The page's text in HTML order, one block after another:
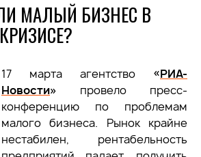
МАЛЫЙ БИЗНЕС В
17 марта агентство «РИА-
Новости» провело пресс-
конференцию по проблемам
малого бизнеса. Рынок крайне
нестабилен, рентабельность